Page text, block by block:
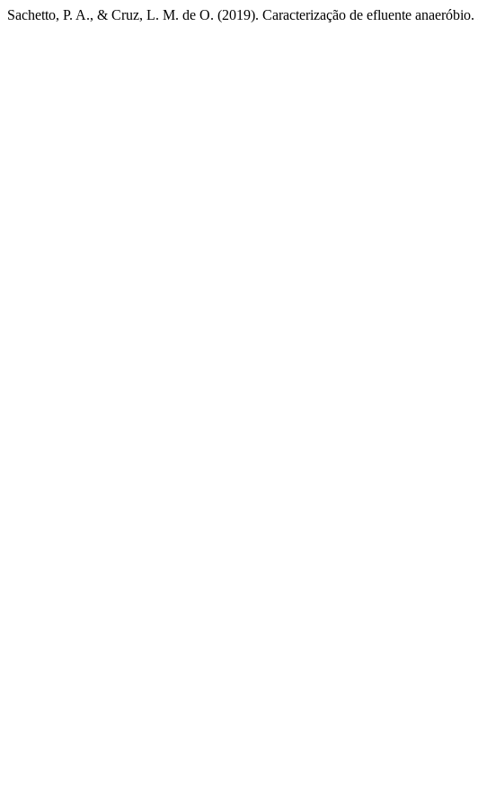
Sachetto, P. A., & Cruz, L. M. de O. (2019). Caracterização de efluente anaeróbio.